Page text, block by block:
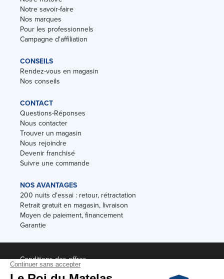
Notre savoir-faire
Nos marques
Pour les professionnels
Campagne d'affiliation
CONSEILS
Rendez-vous en magasin
Nos conseils
CONTACT
Questions-Réponses
Nous contacter
Trouver un magasin
Nous rejoindre
Devenir franchisé
Suivre une commande
NOS AVANTAGES
200 nuits d'essai : retour, rétractation
Retrait gratuit en magasin, livraison
Moyen de paiement, financement
Garantie
Conditions des offres
Black Friday